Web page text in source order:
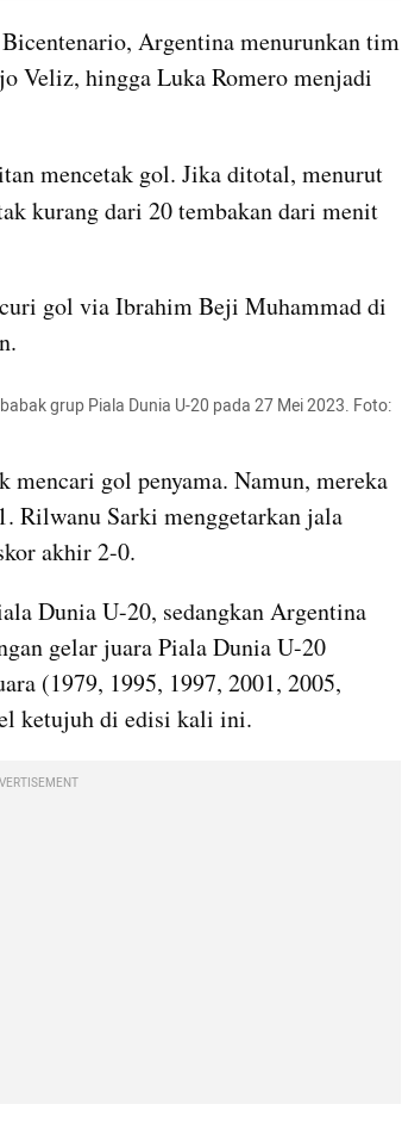
Argentina menurunkan tim
mencetak gol. Jika ditotal, menurut
kurang dari 20 tembakan dari menit
gol via Ibrahim Beji Muhammad di
grup Piala Dunia U-20 pada 27 Mei 2023. Foto:
gol penyama. Namun, mereka
Rilwanu Sarki menggetarkan jala
akhir 2-0.
Dunia U-20, sedangkan Argentina
gelar juara Piala Dunia U-20
(1979, 1995, 1997, 2001, 2005,
ketujuh di edisi kali ini.